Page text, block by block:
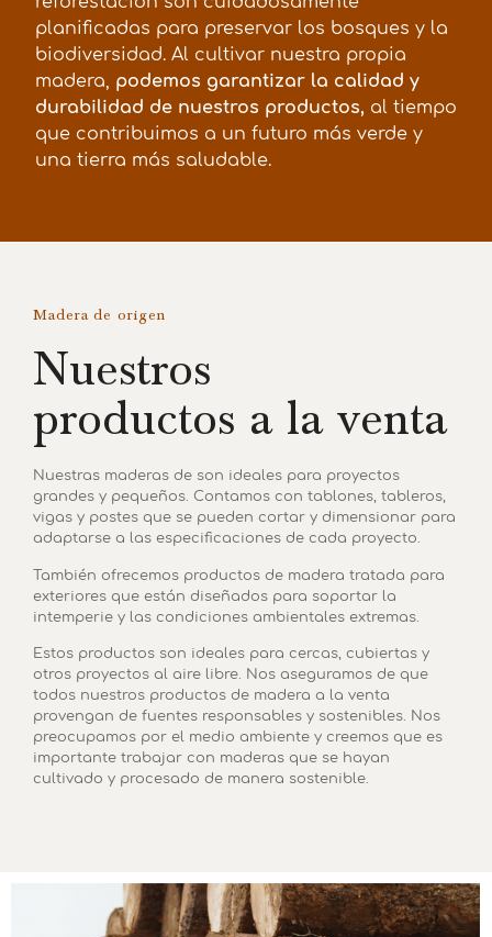
planificadas para preservar los bosques y la
biodiversidad. Al cultivar nuestra propia
madera, podemos garantizar la calidad y
durabilidad de nuestros productos, al tiempo
que contribuimos a un futuro más verde y
una tierra más saludable.
Madera de origen
Nuestros
productos a la venta
Nuestras maderas de son ideales para proyectos
grandes y pequeños. Contamos con tablones, tableros,
vigas y postes que se pueden cortar y dimensionar para
adaptarse a las especificaciones de cada proyecto.
También ofrecemos productos de madera tratada para
exteriores que están diseñados para soportar la
intemperie y las condiciones ambientales extremas.
Estos productos son ideales para cercas, cubiertas y
otros proyectos al aire libre. Nos aseguramos de que
todos nuestros productos de madera a la venta
provengan de fuentes responsables y sostenibles. Nos
preocupamos por el medio ambiente y creemos que es
importante trabajar con maderas que se hayan
cultivado y procesado de manera sostenible.